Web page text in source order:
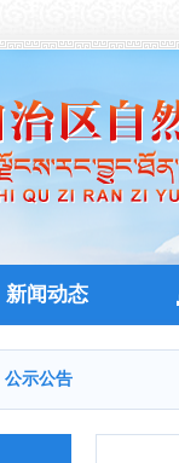
新闻动态
公示公告